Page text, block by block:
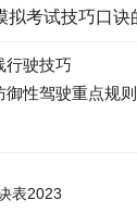
拟考试技巧口诀
行驶技巧
性驾驶重点规则
表2023